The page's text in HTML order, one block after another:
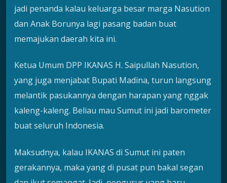
jadi penanda kalau keluarga besar marga Nasution
dan Anak Borunya lagi pasang badan buat
memajukan daerah kita ini.
Ketua Umum DPP IKANAS H. Saipullah Nasution,
yang juga menjabat Bupati Madina, turun langsung
melantik pasukannya dengan harapan yang nggak
kaleng-kaleng. Beliau mau Sumut ini jadi barometer
buat seluruh Indonesia.
Maksudnya, kalau IKANAS di Sumut ini paten
gerakannya, maka yang di pusat pun bakal segan